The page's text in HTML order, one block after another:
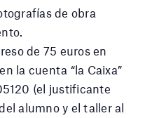
de obra
de 75 euros en
la cuenta “la Caixa”
(el justificante
alumno y el taller al